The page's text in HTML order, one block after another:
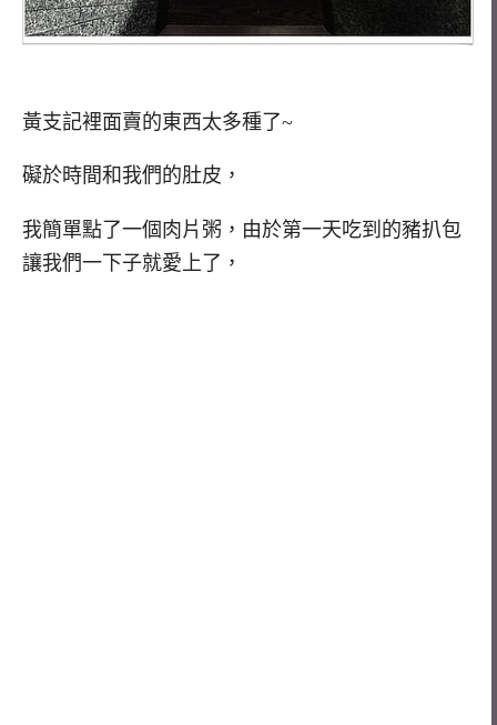
黃支記裡面賣的東西太多種了~
礙於時間和我們的肚皮，
我簡單點了一個肉片粥，由於第一天吃到的豬扒包
讓我們一下子就愛上了，